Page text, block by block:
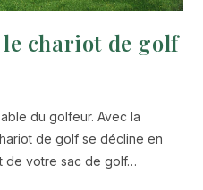
chariot de golf
du golfeur. Avec la
de golf se décline en
de votre sac de golf…